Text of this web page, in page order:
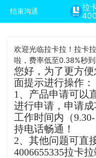
结束沟通
拉
欢迎光临拉卡拉！拉卡
啦，费率低至0.38%秒到
您好，为了更方
面提示进行操作：
1、产品申请可以
进行申请，申请
工作时间内（
持电话畅通！
2、其他问题可直
4006655335拉卡